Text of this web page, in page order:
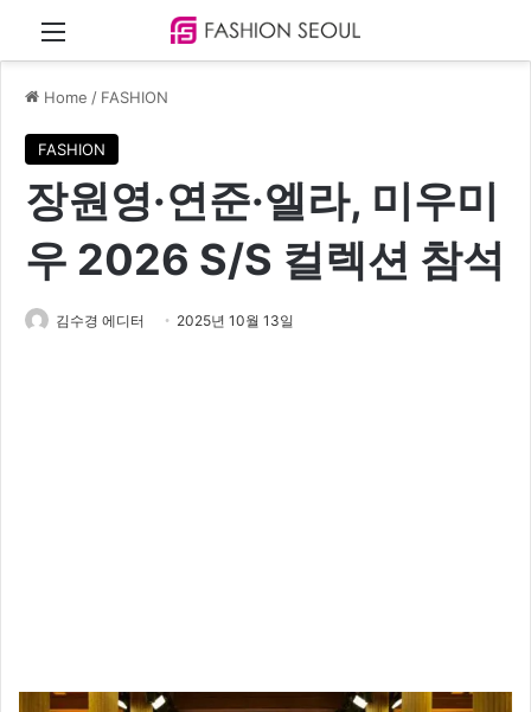
Menu
Home / FASHION
FASHION
장원영·연준·엘라, 미우미
우 2026 S/S 컬렉션 참석
김수경 에디터 2025년 10월 13일